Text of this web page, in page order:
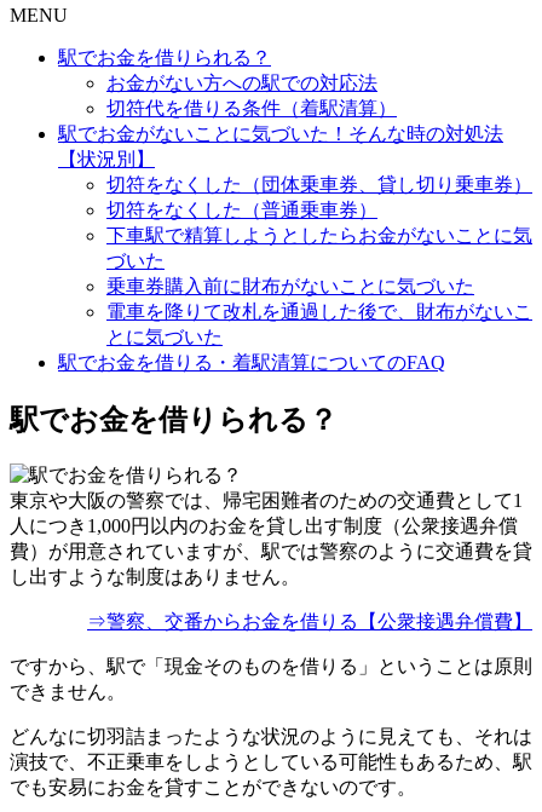
MENU
駅でお金を借りられる？
お金がない方への駅での対応法
切符代を借りる条件（着駅清算）
駅でお金がないことに気づいた！そんな時の対処法
【状況別】
切符をなくした（団体乗車券、貸し切り乗車券）
切符をなくした（普通乗車券）
下車駅で精算しようとしたらお金がないことに気
づいた
乗車券購入前に財布がないことに気づいた
電車を降りて改札を通過した後で、財布がないこ
とに気づいた
駅でお金を借りる・着駅清算についてのFAQ
駅でお金を借りられる？
東京や大阪の警察では、帰宅困難者のための交通費として1
人につき1,000円以内のお金を貸し出す制度（公衆接遇弁償
費）が用意されていますが、駅では警察のように交通費を貸
し出すような制度はありません。
⇒警察、交番からお金を借りる【公衆接遇弁償費】
ですから、駅で「現金そのものを借りる」ということは原則
できません。
どんなに切羽詰まったような状況のように見えても、それは
演技で、不正乗車をしようとしている可能性もあるため、駅
でも安易にお金を貸すことができないのです。